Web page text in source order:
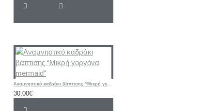
Αναμνηστικό καδράκι βάπτισης “Μικρή γοργόνα mermaid"
30,00€